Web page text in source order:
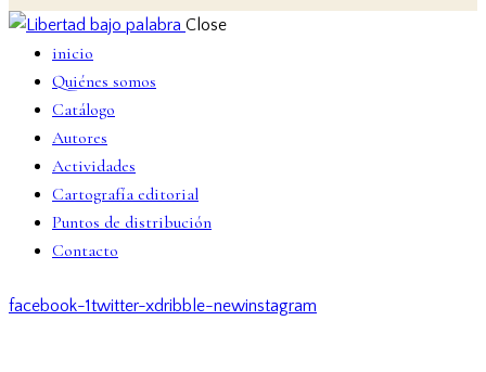
Close
inicio
Quiénes somos
Catálogo
Autores
Actividades
Cartografía editorial
Puntos de distribución
Contacto
facebook-1twitter-xdribble-newinstagram